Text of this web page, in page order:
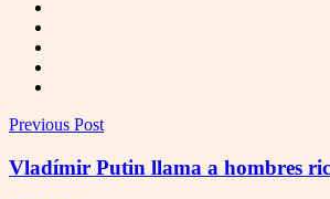
Previous Post
Vladímir Putin llama a hombres